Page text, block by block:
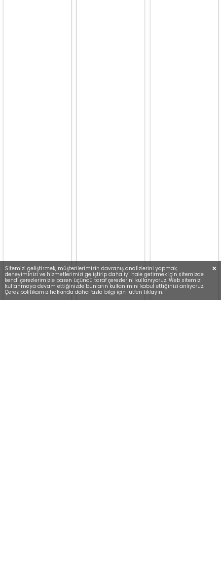
Sitemizi geliştirmek, müşterilerimizin davranış analizlerini yapmak,
deneyiminizi ve hizmetlerimizi geliştirip daha iyi hale getirmek için sitemizde
kendi çerezlerimizle bazen üçüncü taraf çerezlerini kullanıyoruz. Web sitemizi
kullanmaya devam ettiğinizde bunların kullanımını kabul ettiğinizi anlıyoruz.
Çerez politikamız hakkında daha fazla bilgi için lütfen tıklayın.